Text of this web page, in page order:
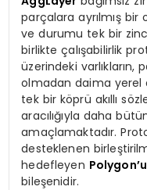
parçalara ayrılmış bir
ve durumu tek bir
birlikte çalışabilirlik
üzerindeki
olmadan daima yerel
tek bir köprü akıllı
aracılığıyla daha
amaçlamaktadır.
desteklenen
hedefleyen
bileşenidir.